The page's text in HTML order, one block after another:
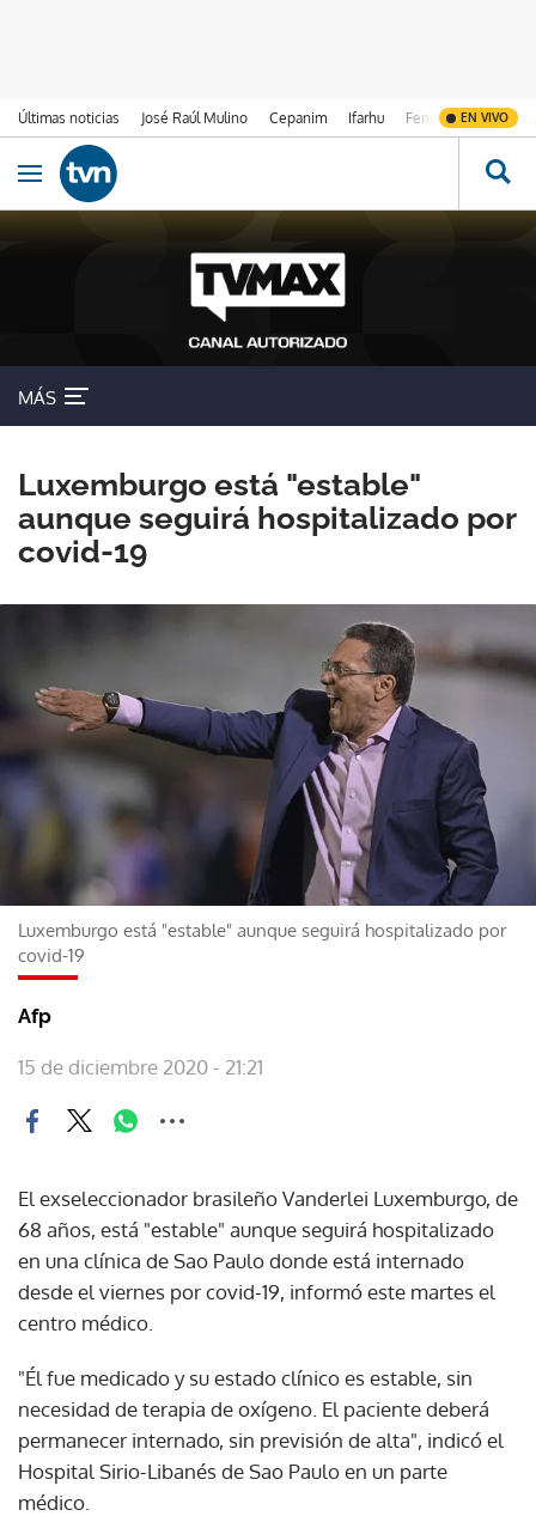
Últimas noticias José Raúl Mulino Cepanim Ifarhu Fenómeno de El
EN VIVO
Ir al contenido
Obrir navegació
MÁS
Luxemburgo está "estable"
aunque seguirá hospitalizado por
covid-19
Luxemburgo está "estable" aunque seguirá hospitalizado por
covid-19
Afp
15 de diciembre 2020 - 21:21
El exseleccionador brasileño Vanderlei Luxemburgo, de
68 años, está "estable" aunque seguirá hospitalizado
en una clínica de Sao Paulo donde está internado
desde el viernes por covid-19, informó este martes el
centro médico.
"Él fue medicado y su estado clínico es estable, sin
necesidad de terapia de oxígeno. El paciente deberá
permanecer internado, sin previsión de alta", indicó el
Hospital Sirio-Libanés de Sao Paulo en un parte
médico.